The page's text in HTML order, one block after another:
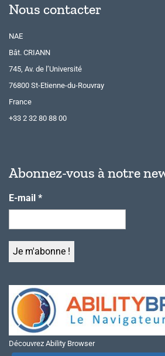
Nous contacter
NAE
Bât. CRIANN
745, Av. de l’Université
76800 St-Etienne-du-Rouvray
France
+33 2 32 80 88 00
Abonnez-vous à notre
E-mail *
Découvrez Ability Browser